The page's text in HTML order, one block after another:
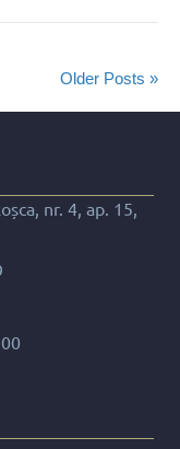
Older Posts »
nr. 4, ap. 15,